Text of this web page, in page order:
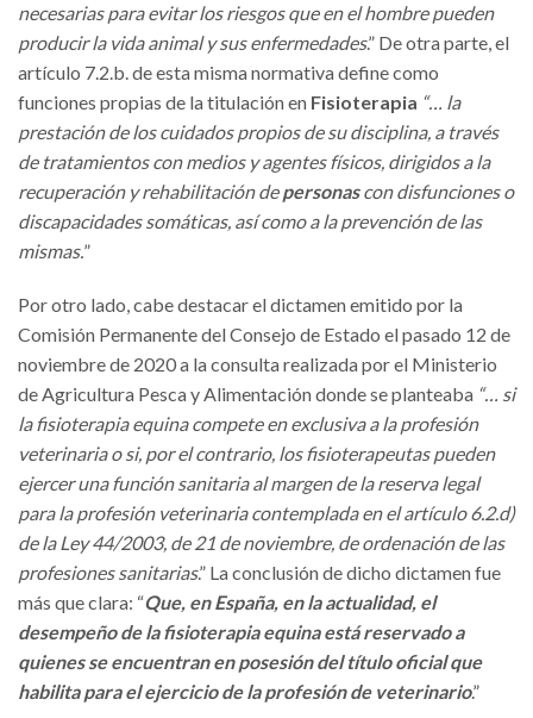
necesarias para evitar los riesgos que en el hombre pueden
producir la vida animal y sus enfermedades.” De otra parte, el
artículo 7.2.b. de esta misma normativa define como
funciones propias de la titulación en Fisioterapia “… la
prestación de los cuidados propios de su disciplina, a través
de tratamientos con medios y agentes físicos, dirigidos a la
recuperación y rehabilitación depersonascon disfunciones o
discapacidades somáticas, así como a la prevención de las
mismas.”
Por otro lado, cabe destacar el dictamen emitido por la
Comisión Permanente del Consejo de Estado el pasado 12 de
noviembre de 2020 a la consulta realizada por el Ministerio
de Agricultura Pesca y Alimentación donde se planteaba “… si
la fisioterapia equina compete en exclusiva a la profesión
veterinaria o si, por el contrario, los fisioterapeutas pueden
ejercer una función sanitaria al margen de la reserva legal
para la profesión veterinaria contemplada en el artículo 6.2.d)
de la Ley 44/2003, de 21 de noviembre, de ordenación de las
profesiones sanitarias.” La conclusión de dicho dictamen fue
más que clara: “Que, en España, en la actualidad, el
desempeño de la fisioterapia equina está reservado a
quienes se encuentran en posesión del título oficial que
habilita para el ejercicio de la profesión de veterinario.”